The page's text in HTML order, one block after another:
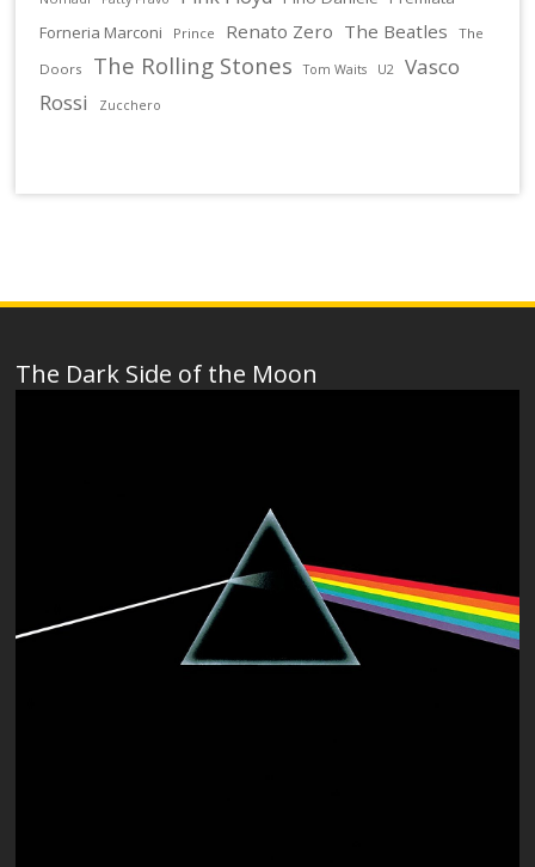
Forneria Marconi
Prince Renato Zero The Beatles
The
Doors
The Rolling Stones Tom Waits U2
Vasco
Rossi
Zucchero
The Dark Side of the Moon